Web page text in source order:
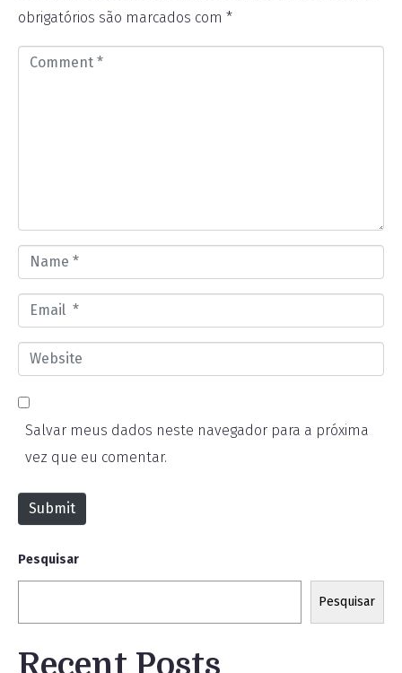
obrigatórios são marcados com *
*
a
e
m
l
e
b
t
Salvar meus dados neste navegador para a próxima
vez que eu comentar.
Submit
Pesquisar
Pesquisar
Recent Posts